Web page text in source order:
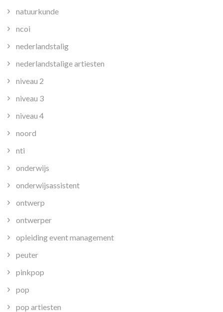
natuurkunde
ncoi
nederlandstalig
nederlandstalige artiesten
niveau 2
niveau 3
niveau 4
noord
nti
onderwijs
onderwijsassistent
ontwerp
ontwerper
opleiding event management
peuter
pinkpop
pop
pop artiesten